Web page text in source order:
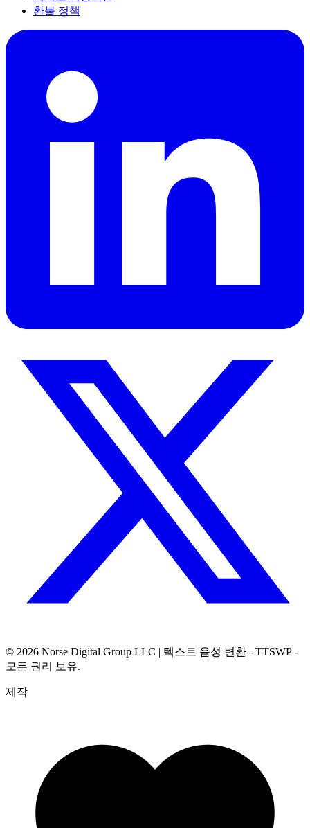
환불 정책
© 2026 Norse Digital Group LLC | 텍스트 음성 변환 - TTSWP -
모든 권리 보유.
제작